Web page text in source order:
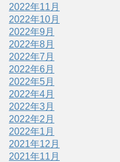
2022年11月
2022年10月
2022年9月
2022年8月
2022年7月
2022年6月
2022年5月
2022年4月
2022年3月
2022年2月
2022年1月
2021年12月
2021年11月